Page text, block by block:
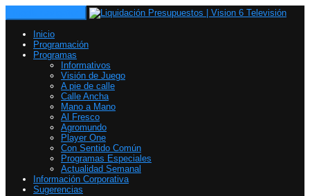
Inicio
Programación
Programas
Informativos
Visión de Juego
A pie de calle
Calle Ancha
Mano a Mano
Al Fresco
Agromundo
Player One
Con Sentido Común
Programas Especiales
Actualidad Semanal
Información Corporativa
Sugerencias